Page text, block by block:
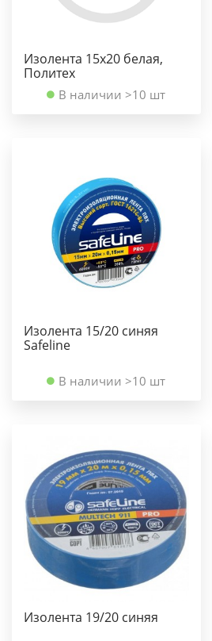
Изолента 15х20 белая,
Политех
В наличии >10 шт
Изолента 15/20 синяя
Safeline
В наличии >10 шт
Изолента 19/20 синяя